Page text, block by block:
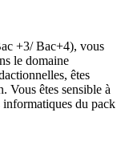
+3/ Bac+4), vous
le domaine
êtes
Vous êtes sensible à
du pack